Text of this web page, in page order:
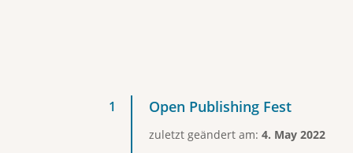
Open Publishing Fest
zuletzt geändert am: 4. May 2022